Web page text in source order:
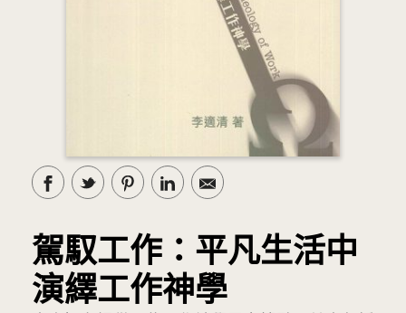
駕馭工作：平凡生活中
演繹工作神學